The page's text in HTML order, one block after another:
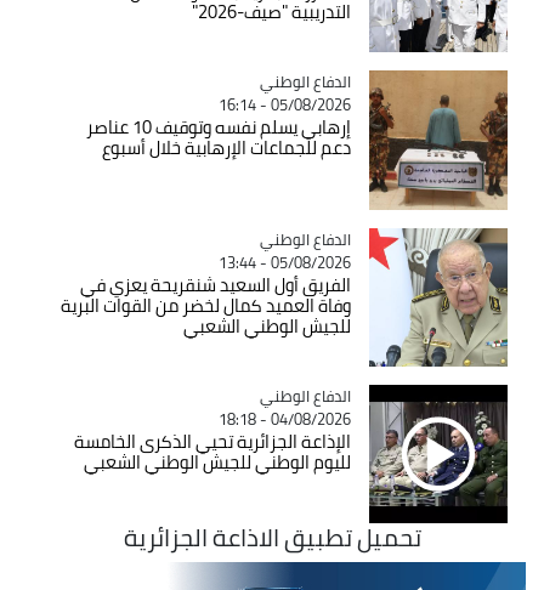
التدريبية "صيف-2026"
Catégorie
الدفاع الوطني
05/08/2026 - 16:14
إرهابي يسلم نفسه وتوقيف 10 عناصر
دعم للجماعات الإرهابية خلال أسبوع
Catégorie
الدفاع الوطني
05/08/2026 - 13:44
الفريق أول السعيد شنقريحة يعزي في
وفاة العميد كمال لخضر من القوات البرية
للجيش الوطني الشعبي
Catégorie
الدفاع الوطني
04/08/2026 - 18:18
الإذاعة الجزائرية تحيي الذكرى الخامسة
لليوم الوطني للجيش الوطني الشعبي
تحميل تطبيق الاذاعة الجزائرية